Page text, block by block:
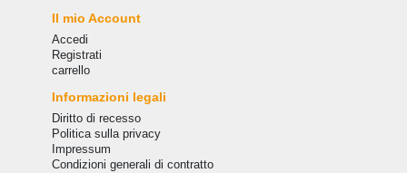
Il mio Account
Accedi
Registrati
carrello
Informazioni legali
Diritto di recesso
Politica sulla privacy
Impressum
Condizioni generali di contratto